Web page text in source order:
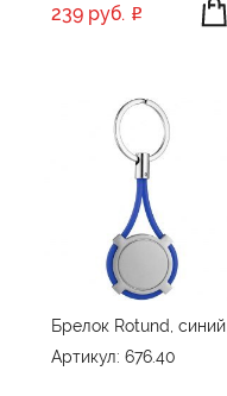
239 руб.
Брелок Rotund, синий
Артикул: 676.40